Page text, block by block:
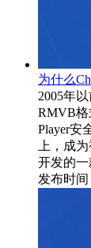
为什么
2005年
RMVB格
Player安
上，成
开发的
发布时间